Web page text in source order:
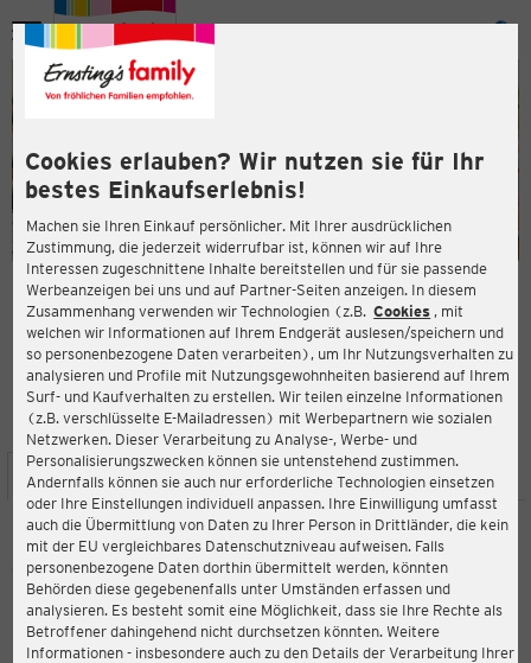
Cookies erlauben? Wir nutzen sie für Ihr
bestes Einkaufserlebnis!
Machen sie Ihren Einkauf persönlicher. Mit Ihrer ausdrücklichen
Zustimmung, die jederzeit widerrufbar ist, können wir auf Ihre
Interessen zugeschnittene Inhalte bereitstellen und für sie passende
Werbeanzeigen bei uns und auf Partner-Seiten anzeigen. In diesem
Zusammenhang verwenden wir Technologien (z.B. Cookies , mit
welchen wir Informationen auf Ihrem Endgerät auslesen/speichern und
so personenbezogene Daten verarbeiten), um Ihr Nutzungsverhalten zu
analysieren und Profile mit Nutzungsgewohnheiten basierend auf Ihrem
Surf- und Kaufverhalten zu erstellen. Wir teilen einzelne Informationen
(z.B. verschlüsselte E-Mailadressen) mit Werbepartnern wie sozialen
Netzwerken. Dieser Verarbeitung zu Analyse-, Werbe- und
Personalisierungszwecken können sie untenstehend zustimmen.
Andernfalls können sie auch nur erforderliche Technologien einsetzen
oder Ihre Einstellungen individuell anpassen. Ihre Einwilligung umfasst
auch die Übermittlung von Daten zu Ihrer Person in Drittländer, die kein
mit der EU vergleichbares Datenschutzniveau aufweisen. Falls
personenbezogene Daten dorthin übermittelt werden, könnten
Behörden diese gegebenenfalls unter Umständen erfassen und
analysieren. Es besteht somit eine Möglichkeit, dass sie Ihre Rechte als
Betroffener dahingehend nicht durchsetzen könnten. Weitere
Informationen - insbesondere auch zu den Details der Verarbeitung Ihrer
Menü
ERNSTING'S FAMILY FILIALE
Im Bulloh 35
29331 Lachendorf
4,0
Bewertung:
STANDORT SERVICES SORTIMENT AKTIONEN
Ernsting's family
Im Bulloh 35, 29331 Lachendorf